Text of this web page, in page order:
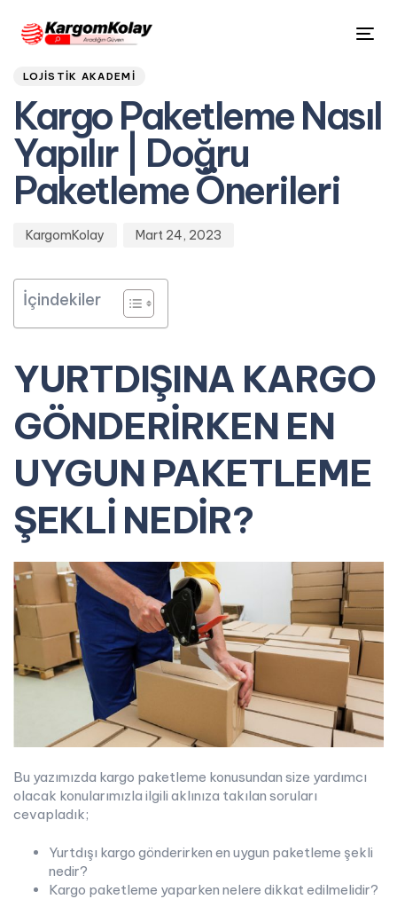
PUBLISHED
IN:
LOJISTIK AKADEMI
Kargo Paketleme Nasıl
Yapılır | Doğru
Paketleme Önerileri
Author
KargomKolay
Published
on:
Mart 24, 2023
İçindekiler
YURTDIŞINA KARGO
GÖNDERİRKEN EN
UYGUN PAKETLEME
ŞEKLİ NEDİR?
Bu yazımızda kargo paketleme konusundan size yardımcı
olacak konularımızla ilgili aklınıza takılan soruları
cevapladık;
Yurtdışı kargo gönderirken en uygun paketleme şekli
nedir?
Kargo paketleme yaparken nelere dikkat edilmelidir?